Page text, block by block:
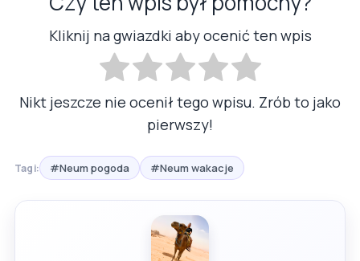
Kliknij na gwiazdki aby ocenić ten wpis
Nikt jeszcze nie ocenił tego wpisu. Zrób to jako
pierwszy!
Tagi: #Neum pogoda #Neum wakacje